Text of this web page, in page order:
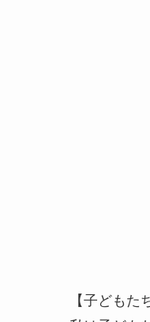
【子どもた